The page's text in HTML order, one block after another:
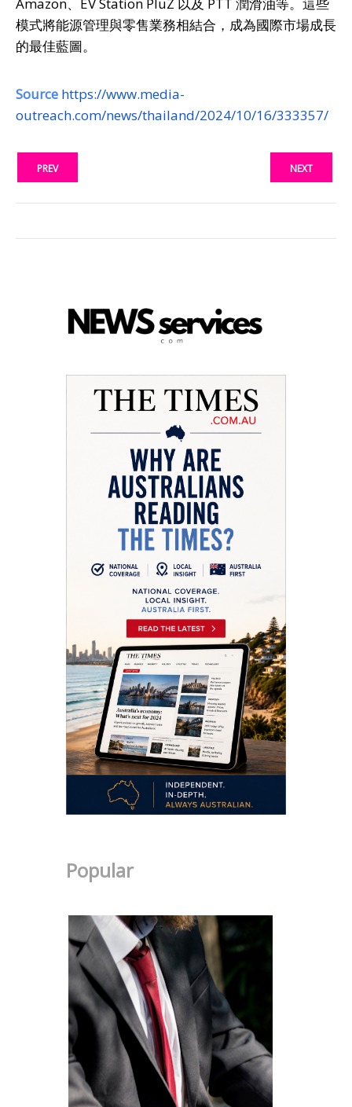
模式將能源管理與零售業務相結合，成為國際市場成長
的最佳藍圖。
Source https://www.media-
outreach.com/news/thailand/2024/10/16/333357/
PREV NEXT
Popular